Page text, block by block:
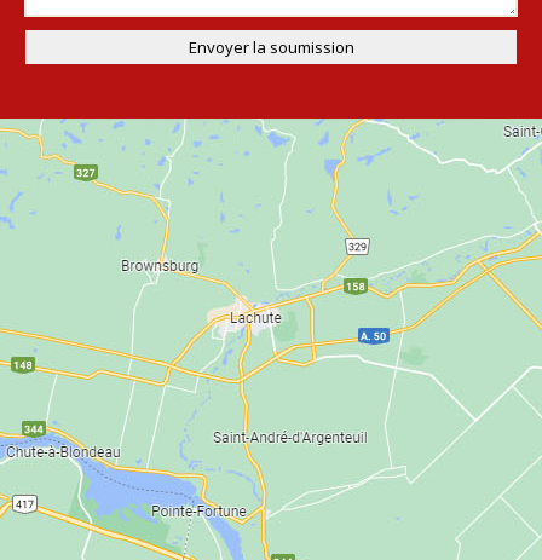
Envoyer la soumission